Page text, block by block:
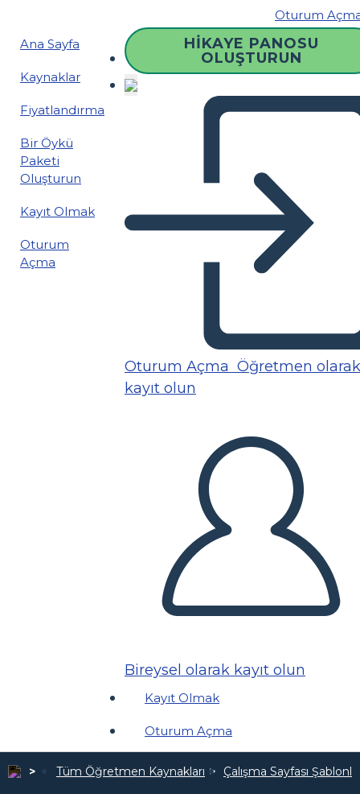
Oturum
Ana Sayfa
Kaynaklar
Fiyatlandırma
Bir Öykü
Paketi
Oluşturun
Kayıt Olmak
Oturum
Açma
HIKAYE PANOSU
OLUŞTURUN
Oturum Açma Öğretmen olarak
kayıt olun
Bireysel olarak kayıt olun
Kayıt Olmak
Oturum Açma
Tüm Öğretmen Kaynakları Çalışma Sayfası